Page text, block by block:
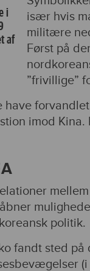
i
af
især hvis
militære
Først på
”frivillige”
have
imod
politik.
fandt sted
(i